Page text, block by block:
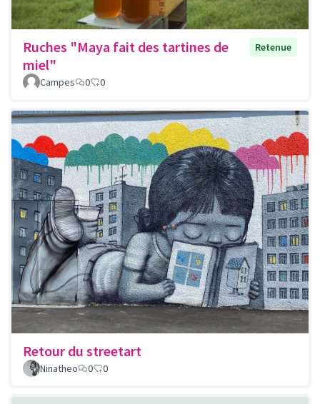
Ruches "Maya fait des tartines de
miel"
Retenue
Campes 0 0
Retour du streetart
Ninatheo 0 0